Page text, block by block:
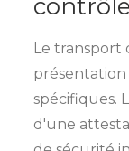
Le transport
spécifiques.
d'une